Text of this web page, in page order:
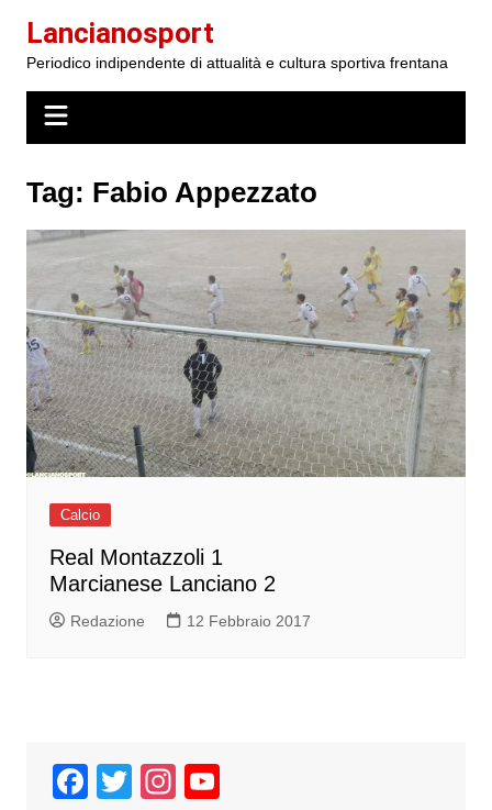
contenuto
Lancianosport
Periodico indipendente di attualità e cultura sportiva frentana
Tag: Fabio Appezzato
Calcio
Real Montazzoli 1
Marcianese Lanciano 2
Redazione 12 Febbraio 2017
F
T
In